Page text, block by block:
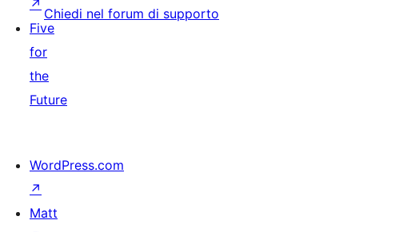
Chiedi nel forum di supporto
↗
Five
for
the
Future
WordPress.com
↗
Matt